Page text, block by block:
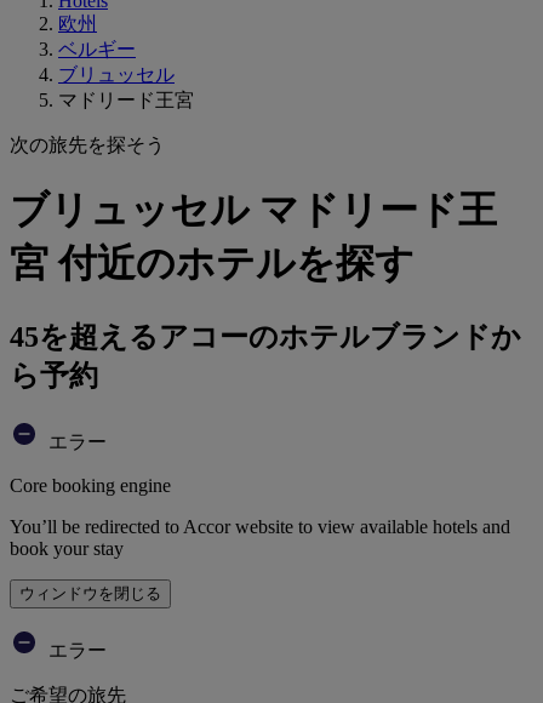
欧州
ベルギー
ブリュッセル
マドリード王宮
次の旅先を探そう
ブリュッセル マドリード王
宮 付近のホテルを探す
45を超えるアコーのホテルブランドか
ら予約
エラー
Core booking engine
You’ll be redirected to Accor website to view available hotels and
book your stay
ウィンドウを閉じる
エラー
ご希望の旅先